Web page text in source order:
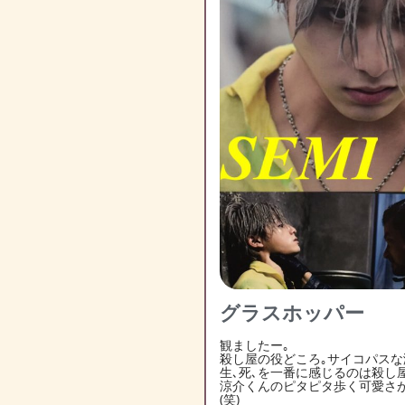
グラスホッパー
観ましたー｡
殺し屋の役どころ｡サイコパス
生､死､を一番に感じるのは殺し
涼介くんのピタピタ歩く可愛さ
(笑)